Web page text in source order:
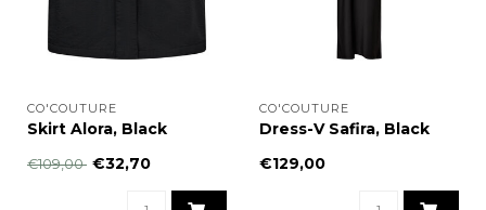
CO'COUTURE
Skirt Alora, Black
€109,00 €32,70
CO'COUTURE
Dress-V Safira, Black
€129,00